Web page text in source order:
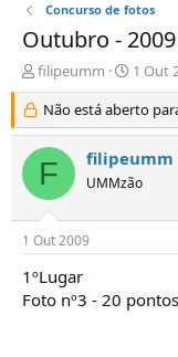
Concurso de fotos
Outubro - 2009
I
n
i
c
i
a
d
d
e
T
ó
filipeumm
D
a
t
a
e
i
1 Out
Não está aberto
F filipeumm
UMMzão
1 Out 2009
1ºLugar
Foto nº3 - 20 pontos